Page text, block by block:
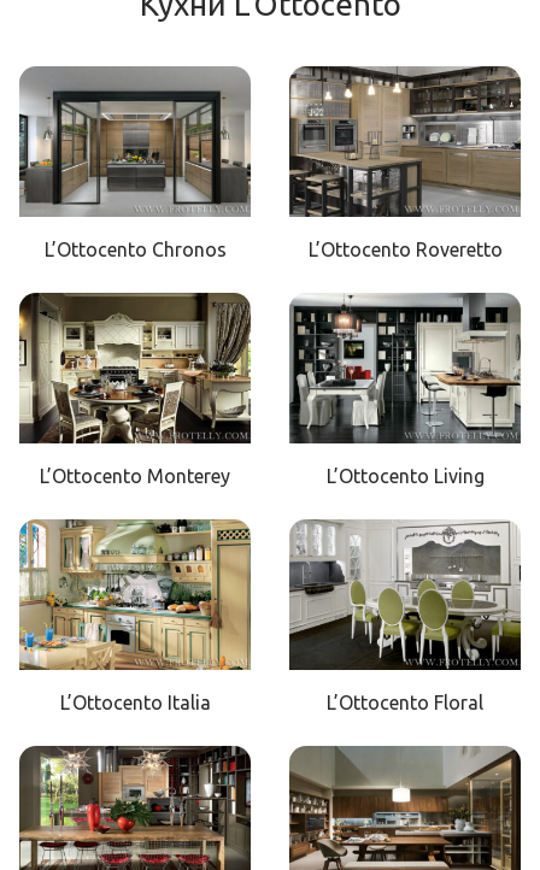
L’Ottocento Chronos L’Ottocento Roveretto
L’Ottocento Monterey L’Ottocento Living
L’Ottocento Italia L’Ottocento Floral